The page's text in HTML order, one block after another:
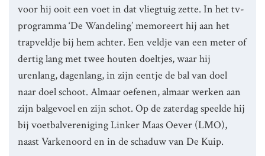
voor hij ooit een voet in dat vliegtuig zette. In het tv-
programma ‘De Wandeling’ memoreert hij aan het
trapveldje bij hem achter. Een veldje van een meter of
dertig lang met twee houten doeltjes, waar hij
urenlang, dagenlang, in zijn eentje de bal van doel
naar doel schoot. Almaar oefenen, almaar werken aan
zijn balgevoel en zijn schot. Op de zaterdag speelde hij
bij voetbalvereniging Linker Maas Oever (LMO),
naast Varkenoord en in de schaduw van De Kuip.